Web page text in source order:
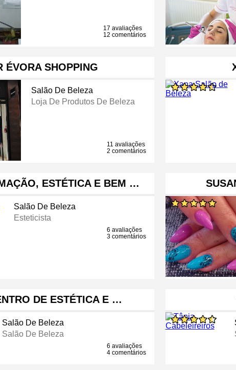
17 avaliações
12 comentários
ÉVORA SHOPPING
Salão De Beleza
Loja De Produtos De Beleza
11 avaliações
2 comentários
ESTÉTICA E BEM …
Salão De Beleza
Esteticista
6 avaliações
3 comentários
DE ESTÉTICA E …
Salão De Beleza
Salão De Beleza
6 avaliações
4 comentários